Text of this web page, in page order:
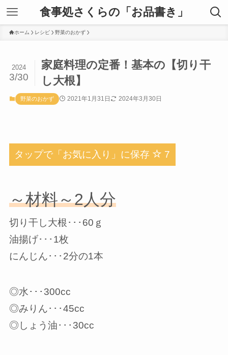
食事処さくらの「お品書き」
ホーム レシピ 野菜のおかず
家庭料理の定番！基本の【切り干
し大根】
2024
3/30
野菜のおかず 2021年1月31日 2024年3月30日
タップで「お気に入り」に保存 7
～材料～2人分
切り干し大根･･･60ｇ
油揚げ･･･1枚
にんじん･･･2分の1本
◎水･･･300cc
◎みりん･･･45cc
◎しょう油･･･30cc